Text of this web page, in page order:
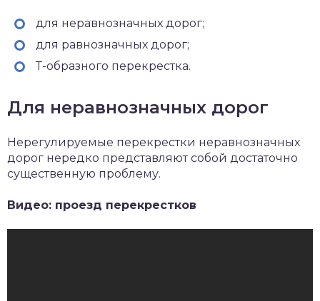
для неравнозначных дорог;
для равнозначных дорог;
Т-образного перекрестка.
Для неравнозначных дорог
Нерегулируемые перекрестки неравнозначных
дорог нередко представляют собой достаточно
существенную проблему.
Видео: проезд перекрестков